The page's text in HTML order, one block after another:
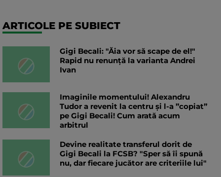
ARTICOLE PE SUBIECT
Gigi Becali: "Ăia vor să scape de el!"
Rapid nu renunță la varianta Andrei
Ivan
Imaginile momentului! Alexandru
Tudor a revenit la centru și l-a ”copiat”
pe Gigi Becali! Cum arată acum
arbitrul
Devine realitate transferul dorit de
Gigi Becali la FCSB? "Sper să îi spună
nu, dar fiecare jucător are criteriile lui"